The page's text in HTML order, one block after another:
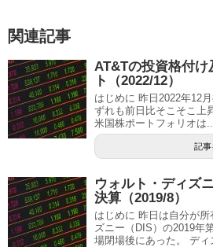
関連記事
AT&Tの投資格付
ト（2022/12）
はじめに 昨日2022年12
ずれも前日比そこそこ上
米国株ポートフォリオは...
記事
ウォルト・ディズ
決算（2019/8）
はじめに 昨日は自分が
ズニー（DIS）の2019年
場閉場後にあった。 ディ